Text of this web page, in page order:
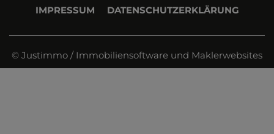
IMPRESSUM DATENSCHUTZERKLÄRUNG
© Justimmo / Immobiliensoftware und Maklerwebsites